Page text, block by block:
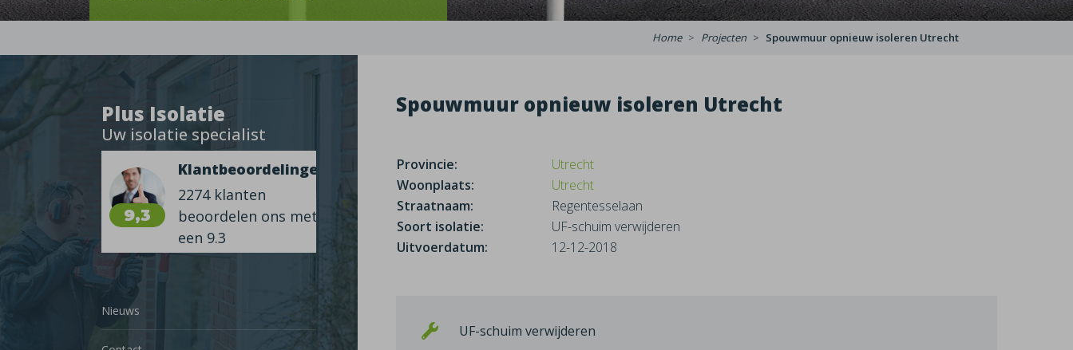
Home Projecten Spouwmuur opnieuw isoleren Utrecht
Plus Isolatie
Uw isolatie specialist
9,3
Klantbeoordelingen
2274 klanten
beoordelen ons met
een 9.3
Nieuws
Spouwmuur opnieuw isoleren Utrecht
Provincie:
Utrecht
Woonplaats:
Utrecht
Straatnaam:
Regentesselaan
Soort isolatie:
UF-schuim verwijderen
Uitvoerdatum:
12-12-2018
UF-schuim verwijderen